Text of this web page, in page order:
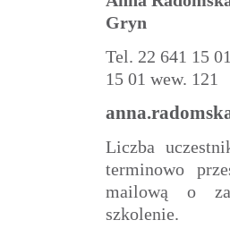
Gryn
Tel. 22
15 01 wew. 121
Liczba
terminowo
mailową o
szkolenie.